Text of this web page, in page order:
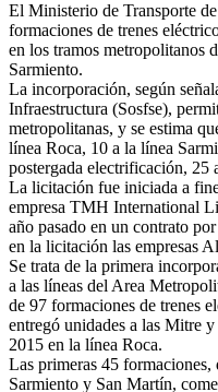
El Ministerio de Transporte
formaciones de trenes
en los tramos metropolitanos
Sarmiento.
La incorporación, según
Infraestructura (Sosfse),
metropolitanas, y se estima
línea Roca, 10 a la línea
postergada electrificación, 25
La licitación fue iniciada a
empresa TMH International
año pasado en un contrato
en la licitación las empresas
Se trata de la primera
a las líneas del Area
de 97 formaciones de trenes
entregó unidades a las Mitre
2015 en la línea Roca.
Las primeras 45 formaciones,
Sarmiento y San Martín,